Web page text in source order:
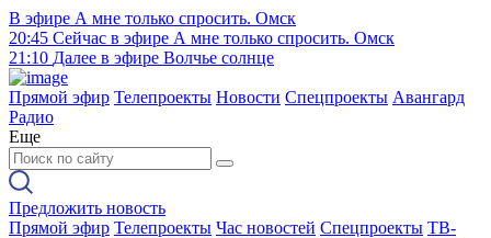
В эфире А мне только спросить. Омск
20:45 Сейчас в эфире А мне только спросить. Омск
21:10 Далее в эфире Волчье солнце
Прямой эфир Телепроекты Новости Спецпроекты Авангард
Радио
Еще
Предложить новость
Прямой эфир Телепроекты Час новостей Спецпроекты ТВ-